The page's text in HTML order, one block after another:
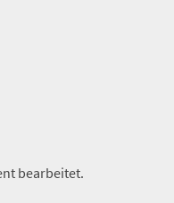
bearbeitet.